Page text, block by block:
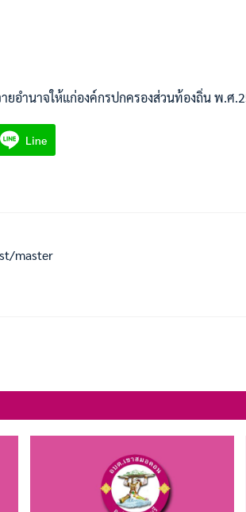
อำนาจให้แก่องค์กรปกครองส่วนท้องถิ่น พ.ศ
Line
master